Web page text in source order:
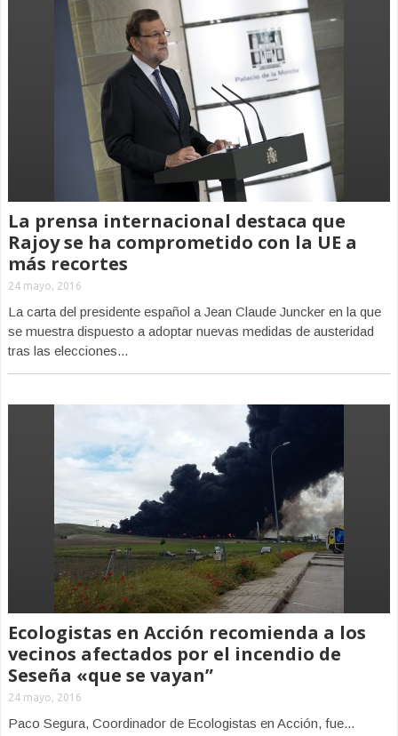
La prensa internacional destaca que
Rajoy se ha comprometido con la UE a
más recortes
24 mayo, 2016
La carta del presidente español a Jean Claude Juncker en la que
se muestra dispuesto a adoptar nuevas medidas de austeridad
tras las elecciones...
Ecologistas en Acción recomienda a los
vecinos afectados por el incendio de
Seseña «que se vayan”
24 mayo, 2016
Paco Segura, Coordinador de Ecologistas en Acción, fue...